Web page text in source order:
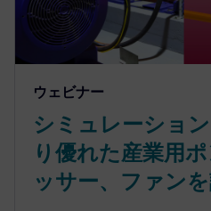
ウェビナー
シミュレーショ
り優れた産業用
ッサー、ファン